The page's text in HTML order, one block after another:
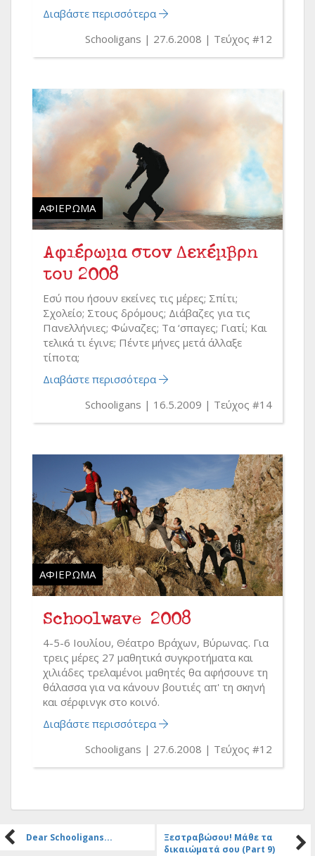
Διαβάστε περισσότερα
Schooligans
27.6.2008 Τεύχος #12
ΑΦΙΈΡΩΜΑ
Αφιέρωμα στον Δεκέμβρη
του 2008
Εσύ που ήσουν εκείνες τις μέρες; Σπίτι;
Σχολείο; Στους δρόμους; Διάβαζες για τις
Πανελλήνιες; Φώναζες; Τα ‘σπαγες; Γιατί; Και
τελικά τι έγινε; Πέντε μήνες μετά άλλαξε
τίποτα;
Διαβάστε περισσότερα
Schooligans
16.5.2009 Τεύχος #14
ΑΦΙΈΡΩΜΑ
Schoolwave 2008
4-5-6 Ιουλίου, Θέατρο Βράχων, Βύρωνας. Για
τρεις μέρες 27 μαθητικά συγκροτήματα και
χιλιάδες τρελαμένοι μαθητές θα αφήσουνε τη
θάλασσα για να κάνουν βουτιές απ' τη σκηνή
και σέρφινγκ στο κοινό.
Διαβάστε περισσότερα
Schooligans
27.6.2008 Τεύχος #12
Dear Schooligans...
Ξεστραβώσου! Μάθε τα
δικαιώματά σου (Part 9)